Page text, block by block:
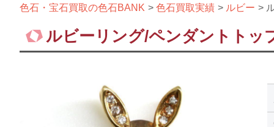
色石・宝石買取の色石BANK 色石買取実績 ルビー
ルビーリング/ペンダントトッ